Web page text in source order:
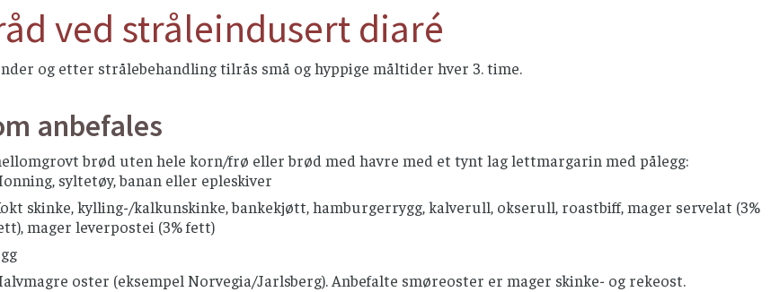
ved stråleindusert diaré
og etter strålebehandling tilrås små og hyppige måltider hver 3. time.
anbefales
brød uten hele korn/frø eller brød med havre med et tynt lag lettmargarin med pålegg:
syltetøy, banan eller epleskiver
skinke, kylling-/kalkunskinke, bankekjøtt, hamburgerrygg, kalverull, okserull, roastbiff, mager servelat (3%
mager leverpostei (3% fett)
oster (eksempel Norvegia/Jarlsberg). Anbefalte smøreoster er mager skinke- og rekeost.